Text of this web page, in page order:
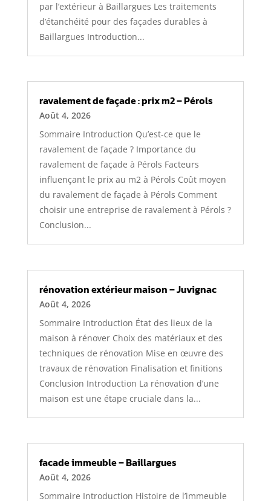
par l’extérieur à Baillargues Les traitements
d’étanchéité pour des façades durables à
Baillargues Introduction...
ravalement de façade : prix m2 – Pérols
Août 4, 2026
Sommaire Introduction Qu’est-ce que le
ravalement de façade ? Importance du
ravalement de façade à Pérols Facteurs
influençant le prix au m2 à Pérols Coût moyen
du ravalement de façade à Pérols Comment
choisir une entreprise de ravalement à Pérols ?
Conclusion...
rénovation extérieur maison – Juvignac
Août 4, 2026
Sommaire Introduction État des lieux de la
maison à rénover Choix des matériaux et des
techniques de rénovation Mise en œuvre des
travaux de rénovation Finalisation et finitions
Conclusion Introduction La rénovation d’une
maison est une étape cruciale dans la...
facade immeuble – Baillargues
Août 4, 2026
Sommaire Introduction Histoire de l’immeuble